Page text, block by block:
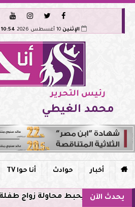




الإثنين 10 أغسطس 2026 10:54 صـ
رئيس التحرير
محمد الغيطي
 أخبار حوادث أنا حوا TV
يحدث الآن
يحبط محاولة زواج طفلة في قنا